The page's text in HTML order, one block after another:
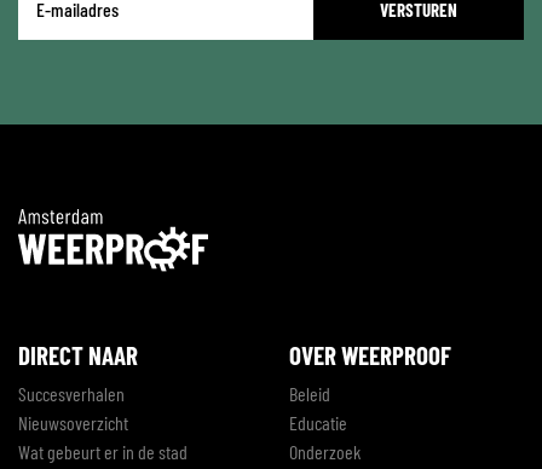
mailadres
DIRECT NAAR
Succesverhalen
Nieuwsoverzicht
Wat gebeurt er in de stad
OVER WEERPROOF
Beleid
Educatie
Onderzoek